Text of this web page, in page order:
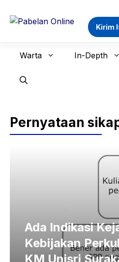
Kirim
Warta In-Depth
Pernyataan
Ada Indikasi
Kebijakan
KM Unisri